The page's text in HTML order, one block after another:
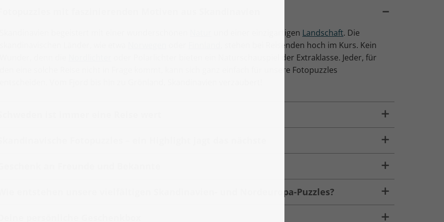
und einer einzigartigen Landschaft. Die
, stehen bei Reisenden hoch im Kurs. Kein
oder Polarlichter bieten ein Naturschauspiel der Extraklasse. Jeder, für
den eine solche Reise nicht in Frage kommt, kann sich ganz einfach für unsere Fotopuzzles
Wie entstehen unsere vielfältigen Skandinavien- und Nordeuropa-Puzzles?